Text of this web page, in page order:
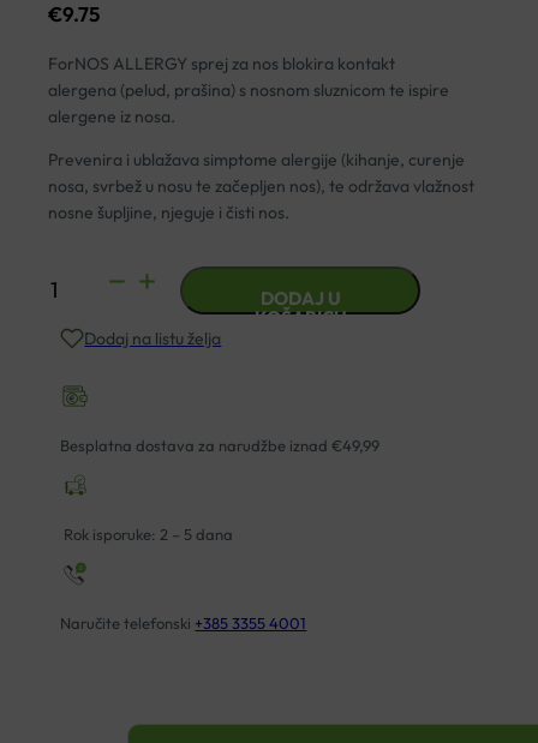
€9.75
ForNOS ALLERGY sprej za nos blokira kontakt
alergena (pelud, prašina) s nosnom sluznicom te ispire
alergene iz nosa.
Prevenira i ublažava simptome alergije (kihanje, curenje
nosa, svrbež u nosu te začepljen nos), te održava vlažnost
nosne šupljine, njeguje i čisti nos.
HAMAPHARM
ALLERGY
ZA
NOS
količina
DODAJ U
KOŠARICU
Dodaj na listu želja
Besplatna dostava za narudžbe iznad €49,99
Rok isporuke: 2 – 5 dana
Naručite telefonski +385 3355 4001